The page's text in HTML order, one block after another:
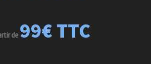
de99€ TTC